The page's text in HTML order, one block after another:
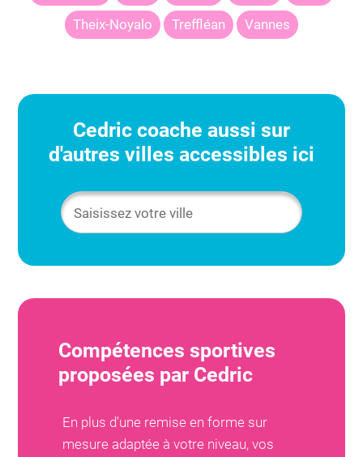
Theix-Noyalo Treffléan Vannes
Cedric coache aussi sur
d'autres villes accessibles ici
Compétences sportives
proposées par Cedric
En plus d'une remise en forme sur
mesure adaptée à votre niveau, vos